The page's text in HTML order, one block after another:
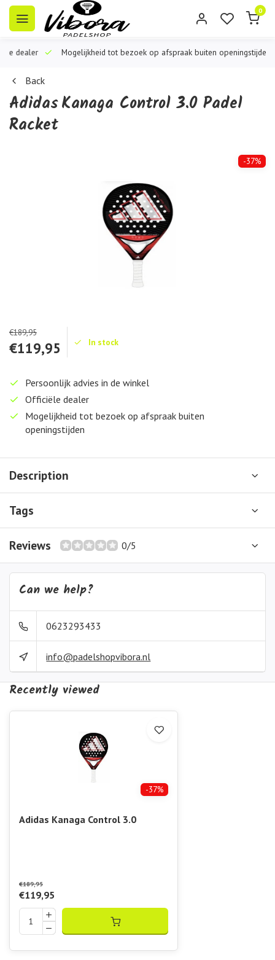
0
dealer Mogelijkheid tot bezoek op afspraak buiten openingstijden
Back
AdidasKanaga Control 3.0 Padel
Racket
-37%
€189,95
€119,95 In stock
Persoonlijk advies in de winkel
Officiële dealer
Mogelijkheid tot bezoek op afspraak buiten
openingstijden
Description
Tags
Reviews 0/5
Can we help?
0623293433
info@padelshopvibora.nl
Recently viewed
-37%
Adidas Kanaga Control 3.0
€189,95
€119,95